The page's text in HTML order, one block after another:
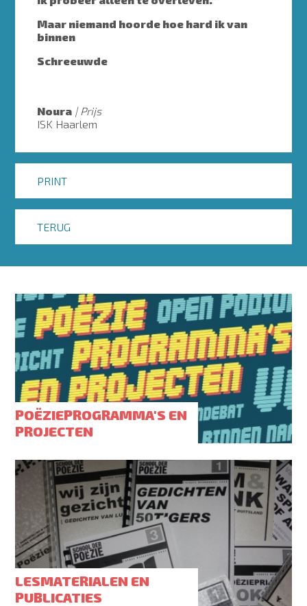
Maar niemand hoorde hoe hard ik van
binnen
Schreeuwde
Noura
Prijs
ISK Haarlem
PRINT
TERUG
POËZIEPROGRAMMA'S EN
PROJECTEN
LESMATERIALEN EN
PUBLICATIES